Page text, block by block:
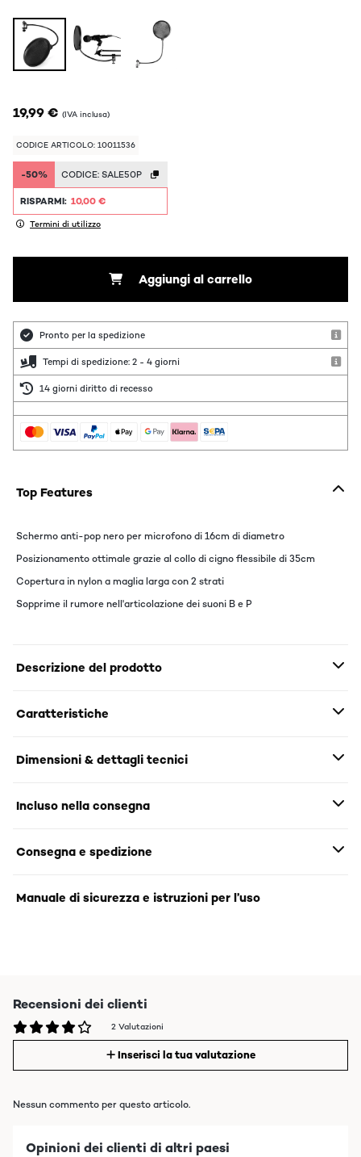
19,99 € (IVA inclusa)
CODICE ARTICOLO: 10011536
-50% CODICE: SALE50P
RISPARMI: 10,00 €
Termini di utilizzo
Aggiungi al carrello
Pronto per la spedizione
Tempi di spedizione: 2 - 4 giorni
14 giorni diritto di recesso
Top Features
Schermo anti-pop nero per microfono di 16cm di diametro
Posizionamento ottimale grazie al collo di cigno flessibile di 35cm
Copertura in nylon a maglia larga con 2 strati
Sopprime il rumore nell'articolazione dei suoni B e P
Descrizione del prodotto
Caratteristiche
Dimensioni & dettagli tecnici
Incluso nella consegna
Consegna e spedizione
Manuale di sicurezza e istruzioni per l’uso
Recensioni dei clienti
2 Valutazioni
Inserisci la tua valutazione
Nessun commento per questo articolo.
Opinioni dei clienti di altri paesi